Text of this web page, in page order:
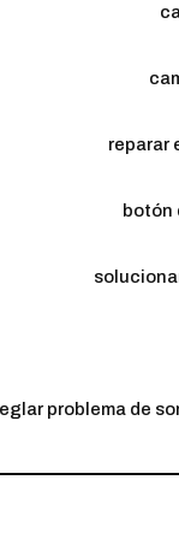
reparar
botón
problema de